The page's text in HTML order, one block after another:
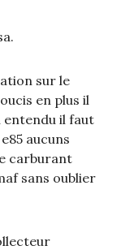
sur le
en plus il
entendu il faut
aucuns
carburant
sans oublier